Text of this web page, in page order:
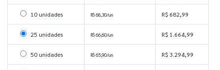
Selecionar 10 unidades
10 unidades R$ 68,30/un R$ 682,99
Selecionar 25 unidades
25 unidades R$ 66,60/un R$ 1.664,99
Selecionar 50 unidades
50 unidades R$ 65,90/un R$ 3.294,99